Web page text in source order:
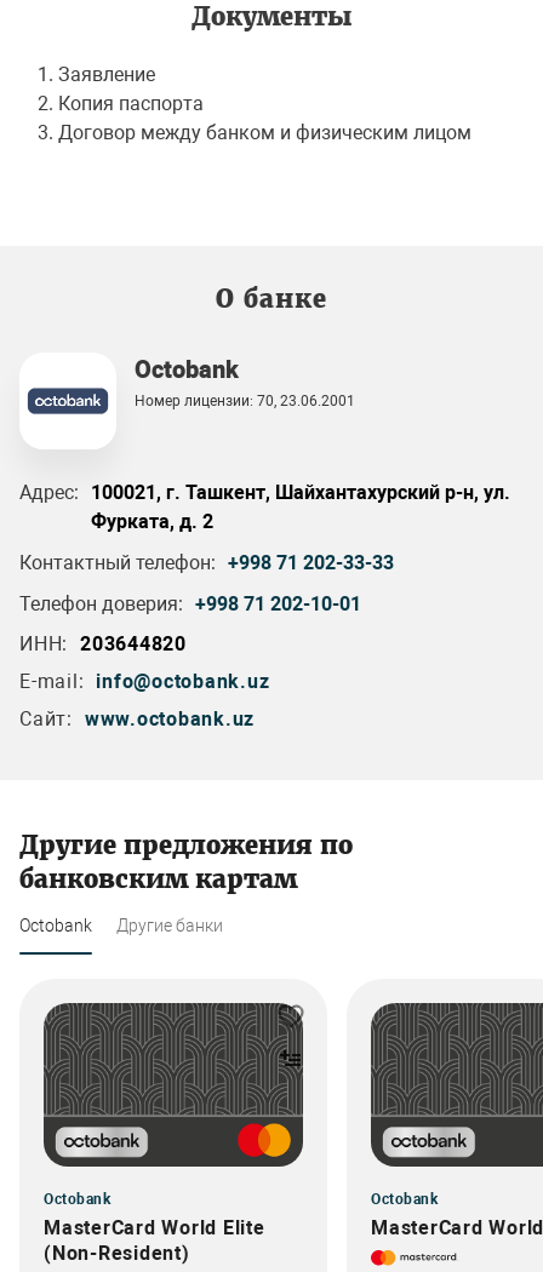
Документы
Заявление
Копия паспорта
Договор между банком и физическим лицом
О банке
Octobank
Номер лицензии: 70, 23.06.2001
Адрес:
100021, г. Ташкент, Шайхантахурский р-н, ул.
Фурката, д. 2
Контактный телефон: +998 71 202-33-33
Телефон доверия: +998 71 202-10-01
ИНН:
203644820
E-mail:
info@octobank.uz
Сайт:
www.octobank.uz
Другие предложения по
банковским картам
Octobank Другие банки
Octobank
MasterCard World Elite
(Non-Resident)
Octobank
MasterCard